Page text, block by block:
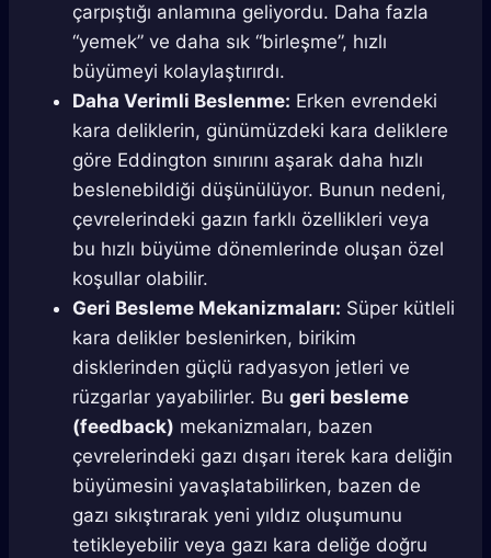
çarpıştığı anlamına geliyordu. Daha fazla
“yemek” ve daha sık “birleşme”, hızlı
büyümeyi kolaylaştırırdı.
Daha Verimli Beslenme: Erken evrendeki
kara deliklerin, günümüzdeki kara deliklere
göre Eddington sınırını aşarak daha hızlı
beslenebildiği düşünülüyor. Bunun nedeni,
çevrelerindeki gazın farklı özellikleri veya
bu hızlı büyüme dönemlerinde oluşan özel
koşullar olabilir.
Geri Besleme Mekanizmaları: Süper kütleli
kara delikler beslenirken, birikim
disklerinden güçlü radyasyon jetleri ve
rüzgarlar yayabilirler. Bu geri besleme
(feedback) mekanizmaları, bazen
çevrelerindeki gazı dışarı iterek kara deliğin
büyümesini yavaşlatabilirken, bazen de
gazı sıkıştırarak yeni yıldız oluşumunu
tetikleyebilir veya gazı kara deliğe doğru